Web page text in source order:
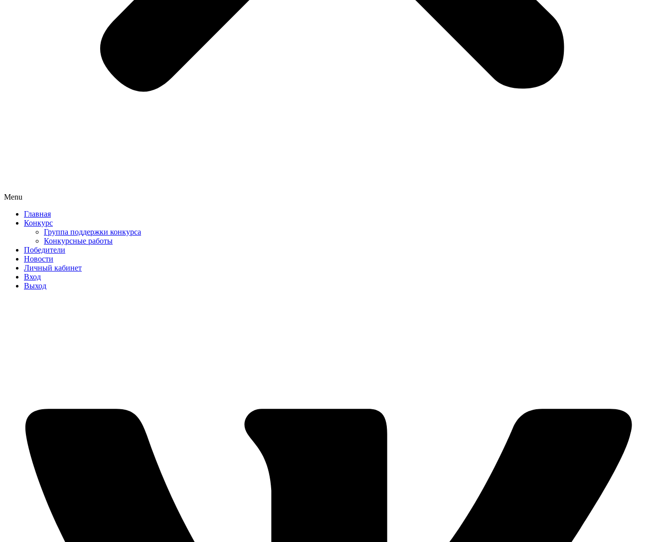
Menu
Главная
Конкурс
Группа поддержки конкурса
Конкурсные работы
Победители
Новости
Личный кабинет
Вход
Выход